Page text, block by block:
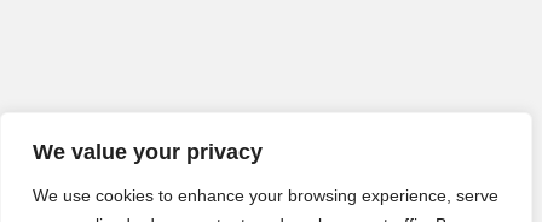
We value your privacy
We use cookies to enhance your browsing experience, serve